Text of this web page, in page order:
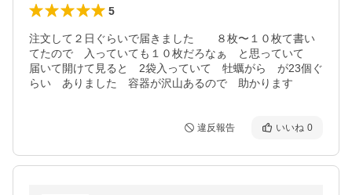
5
注文して２日ぐらいで届きました　　８枚〜１０枚て書い
てたので　入っていても１０枚だろなぁ　と思っていて
届いて開けて見ると　2袋入っていて　牡蠣がら　が23個ぐ
らい　ありました　容器が沢山あるので　助かります
違反報告 いいね 0